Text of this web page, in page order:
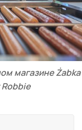
магазине Żabka